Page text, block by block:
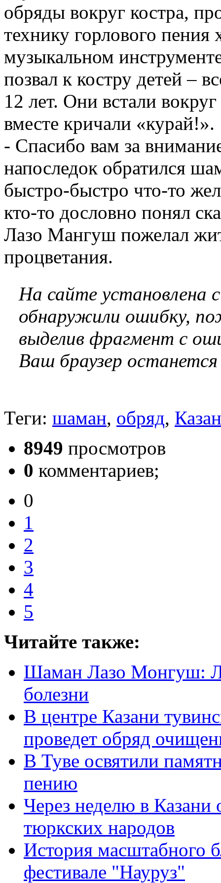
обряды вокруг костра,
технику горлового
музыкальном
позвал к костру детей –
12 лет. Они встали
вместе кричали «курай!».
- Спасибо вам за
напоследок обратился
быстро-быстро что-то
кто-то дословно понял
Лазо Мангуш пожелал
процветания.
На сайте установлена
обнаружили ошибку,
выделив фрагмент с
Ваш браузер
Теги: шаман, обряд,
8949 просмотров
0 комментариев;
0
1
2
3
4
5
Читайте также:
Шаман Лазо Монгуш:
болезни
В центре Казани
проведет обряд
В Туве освятили
пению
Через неделю в Казани
тюркских народов
История масштабного
фестивале "Науруз"